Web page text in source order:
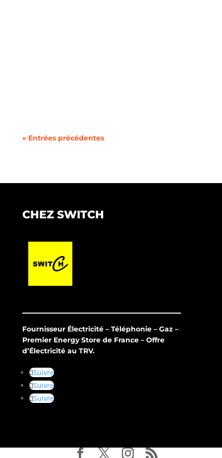
« Entrées précédentes
CHEZ SWITCH
Fournisseur Électricité – Téléphonie – Gaz –
Premier Energy Store de France – Offre
d’Électricité au TRV.
Suivre
Suivre
Suivre